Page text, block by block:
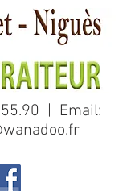
| Email: